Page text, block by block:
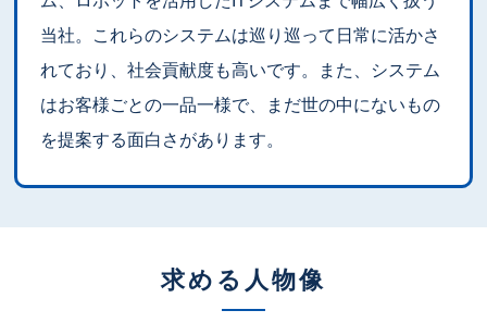
当社。これらのシステムは巡り巡って日常に活かさ
れており、社会貢献度も高いです。また、システム
はお客様ごとの一品一様で、まだ世の中にないもの
を提案する面白さがあります。
求める人物像